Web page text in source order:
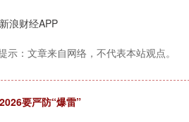
浪财经APP
示：文章来自网络，不代表本站观点。
要严防“爆雷”